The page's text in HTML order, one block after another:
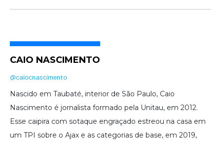
CAIO NASCIMENTO
@caiocnascimento
Nascido em Taubaté, interior de São Paulo, Caio
Nascimento é jornalista formado pela Unitau, em 2012.
Esse caipira com sotaque engraçado estreou na casa em
um TPI sobre o Ajax e as categorias de base, em 2019,